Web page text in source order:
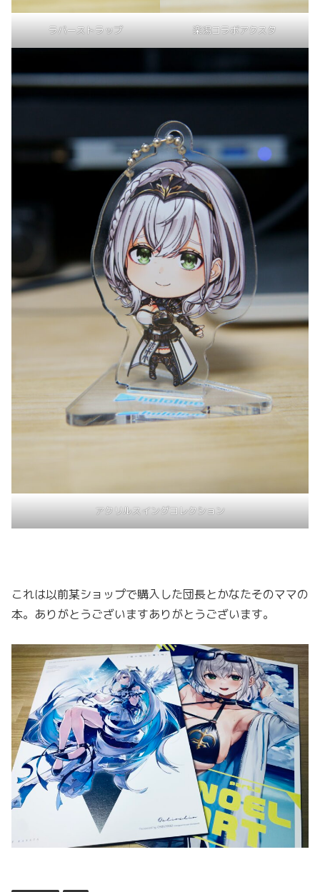
ラバーストラップ 楽湯コラボアクスタ
アクリルスイングコレクション
これは以前某ショップで購入した団長とかなたそのママの
本。ありがとうございますありがとうございます。